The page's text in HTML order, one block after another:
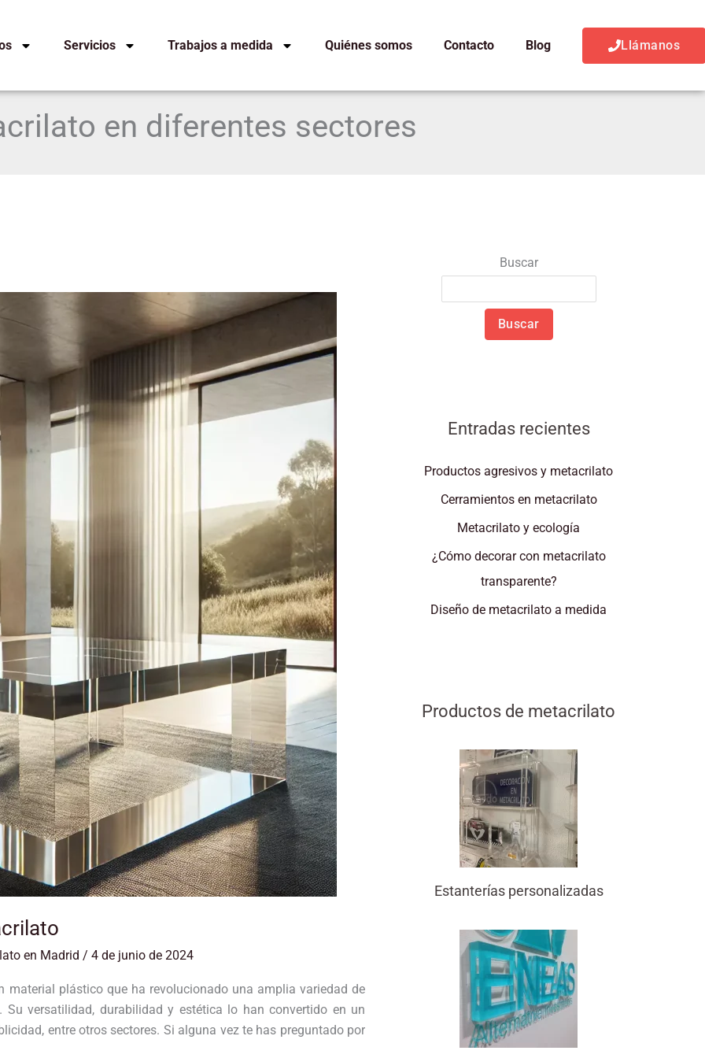
Servicios Trabajos a medida Quiénes somos Contacto Blog Llámanos
en diferentes sectores
en Madrid / 4 de junio de 2024
material plástico que ha revolucionado una amplia variedad de
Su versatilidad, durabilidad y estética lo han convertido en un
entre otros sectores. Si alguna vez te has preguntado por
Buscar
Buscar
Entradas recientes
Productos agresivos y metacrilato
Cerramientos en metacrilato
Metacrilato y ecología
¿Cómo decorar con metacrilato
transparente?
Diseño de metacrilato a medida
Productos de metacrilato
Estanterías personalizadas